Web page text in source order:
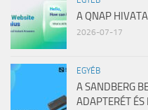
A QNAP
2026-07-17
EGYÉB
A SANDBERG
ADAPTERÉT